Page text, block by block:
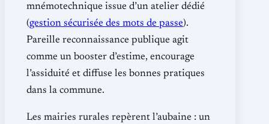
mnémotechnique issue d’un atelier dédié
(gestion sécurisée des mots de passe).
Pareille reconnaissance publique agit
comme un booster d’estime, encourage
l’assiduité et diffuse les bonnes pratiques
dans la commune.
Les mairies rurales repèrent l’aubaine : un